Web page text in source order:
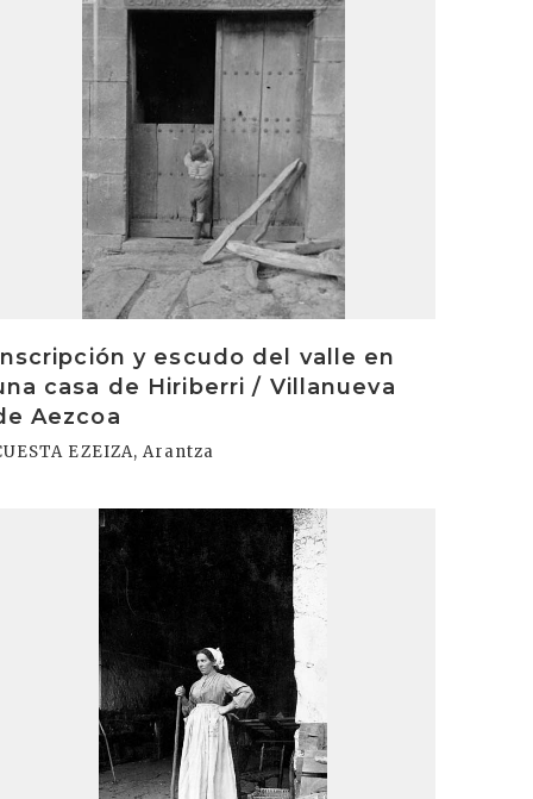
y escudo del valle en
casa de Hiriberri / Villanueva
Aezcoa
EZEIZA, Arantza